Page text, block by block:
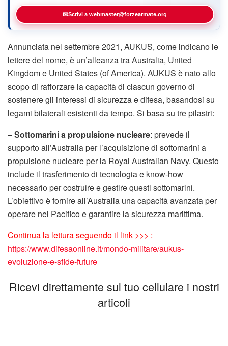
✉Scrivi a webmaster@forzearmate.org
Annunciata nel settembre 2021, AUKUS, come indicano le
lettere del nome, è un’alleanza tra Australia, United
Kingdom e United States (of America). AUKUS è nato allo
scopo di rafforzare la capacità di ciascun governo di
sostenere gli interessi di sicurezza e difesa, basandosi su
legami bilaterali esistenti da tempo. Si basa su tre pilastri:
–Sottomarini a propulsione nucleare: prevede il
supporto all’Australia per l’acquisizione di sottomarini a
propulsione nucleare per la Royal Australian Navy. Questo
include il trasferimento di tecnologia e know-how
necessario per costruire e gestire questi sottomarini.
L’obiettivo è fornire all’Australia una capacità avanzata per
operare nel Pacifico e garantire la sicurezza marittima.
Continua la lettura seguendo il link >>> :
https://www.difesaonline.it/mondo-militare/aukus-
evoluzione-e-sfide-future
Ricevi direttamente sul tuo cellulare i nostri
articoli